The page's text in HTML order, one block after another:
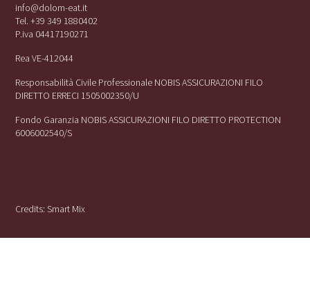
info@dolom-eat.it
Tel. +39 349 1880402
P.iva 04417190271
Rea VE-412044
Responsabilità Civile Professionale NOBIS ASSICURAZIONI FILO
DIRETTO ERRECI 1505002350/U
Fondo Garanzia NOBIS ASSICURAZIONI FILO DIRETTO PROTECTION
6006002540/S
Credits:Smart Mix